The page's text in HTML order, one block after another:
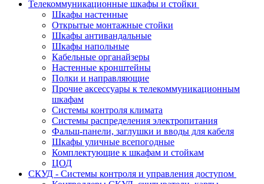
Телекоммуникационные шкафы и стойки
Шкафы настенные
Открытые монтажные стойки
Шкафы антивандальные
Шкафы напольные
Кабельные органайзеры
Настенные кронштейны
Полки и направляющие
Прочие аксессуары к телекоммуникационным
шкафам
Системы контроля климата
Системы распределения электропитания
Фальш-панели, заглушки и вводы для кабеля
Шкафы уличные всепогодные
Комплектующие к шкафам и стойкам
ЦОД
СКУД - Системы контроля и управления доступом